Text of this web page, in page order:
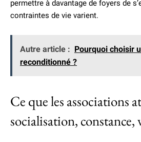
permettre à davantage de foyers de
contraintes de vie varient.
Autre article : Pourquoi choisir
reconditionné ?
Ce que les associations
socialisation, constance,